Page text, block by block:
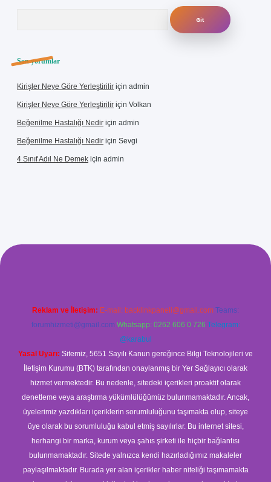
Son yorumlar
Kirişler Neye Göre Yerleştirilir için admin
Kirişler Neye Göre Yerleştirilir için Volkan
Beğenilme Hastalığı Nedir için admin
Beğenilme Hastalığı Nedir için Sevgi
4 Sınıf Adıl Ne Demek için admin
Reklam ve İletişim: E-mail: backlinkpaneli@gmail.com Teams:
forumhizmeti@gmail.com Whatsapp: 0262 606 0 726 Telegram:
@karabul
Yasal Uyarı: Sitemiz, 5651 Sayılı Kanun gereğince Bilgi Teknolojileri ve
İletişim Kurumu (BTK) tarafından onaylanmış bir Yer Sağlayıcı olarak
hizmet vermektedir. Bu nedenle, sitedeki içerikleri proaktif olarak
denetleme veya araştırma yükümlülüğümüz bulunmamaktadır. Ancak,
üyelerimiz yazdıkları içeriklerin sorumluluğunu taşımakta olup, siteye
üye olarak bu sorumluluğu kabul etmiş sayılırlar. Bu internet sitesi,
herhangi bir marka, kurum veya şahıs şirketi ile hiçbir bağlantısı
bulunmamaktadır. Sitede yalnızca kendi hazırladığımız makaleler
paylaşılmaktadır. Burada yer alan içerikler haber niteliği taşımamakta